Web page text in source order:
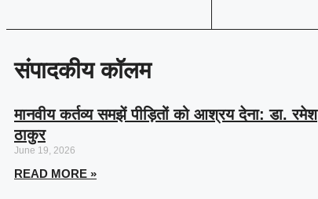
संपादकीय कॉलम
मानवीय कर्तव्य समझें पीड़ितों को आश्रय देना: डा. रमेश
ठाकुर
June 19, 2026
READ MORE »